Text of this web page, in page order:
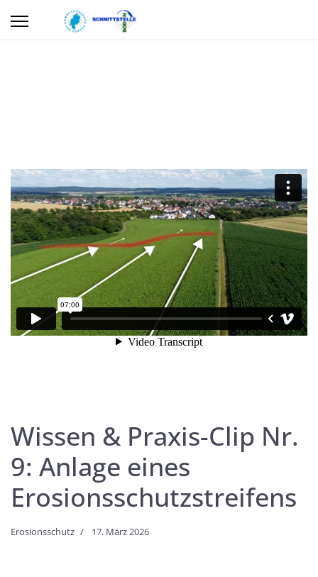
Wissen & Praxis-Clip Nr.
9: Anlage eines
Erosionsschutzstreifens
Erosionsschutz 17. März 2026